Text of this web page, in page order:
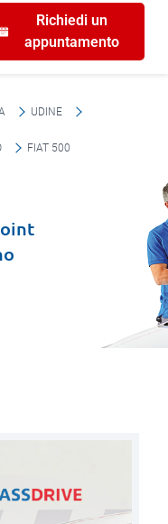
Richiedi un
appuntamento
UDINE
FIAT 500